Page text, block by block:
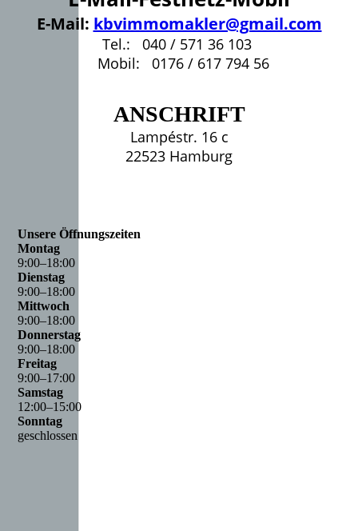
E-Mail: kbvimmomakler@gmail.com
Tel.: 040 / 571 36 103
Mobil: 0176 / 617 794 56
ANSCHRIFT
Lampéstr. 16 c
22523 Hamburg
Unsere Öffnungszeiten
Montag
9:00–18:00
Dienstag
9:00–18:00
Mittwoch
9:00–18:00
Donnerstag
9:00–18:00
Freitag
9:00–17:00
Samstag
12:00–15:00
Sonntag
geschlossen